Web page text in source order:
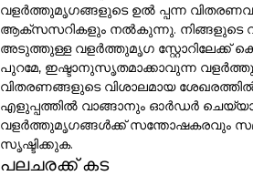
വളർത്തുമൃഗങ്ങളുടെ ഉൽ പ്പന്ന
ആക്സസറികളും നൽകുന്നു. നിങ്ങളുടെ
അടുത്തുള്ള വളർത്തുമൃഗ സ്റ്റോറിലേക്ക്
പുറമേ, ഇഷ്ടാനുസൃതമാക്കാവുന്ന
വിതരണങ്ങളുടെ വിശാലമായ ശേഖരത്തിൽ
എളുപ്പത്തിൽ വാങ്ങാനും ഓർഡർ
വളർത്തുമൃഗങ്ങൾക്ക് സന്തോഷകരവും
സൃഷ്ടിക്കുക.
പലചരക്ക് കട